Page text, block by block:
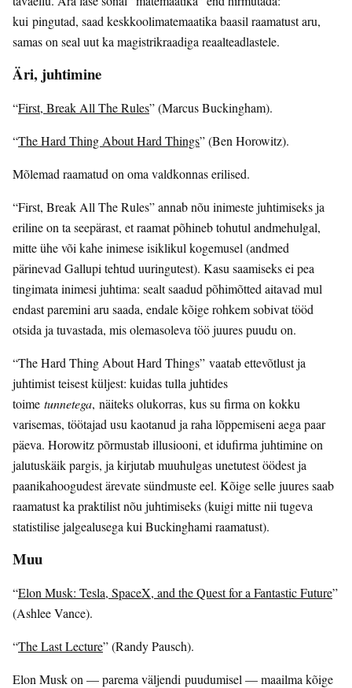
kui pingutad, saad keskkoolimatemaatika baasil raamatust aru,
samas on seal uut ka magistrikraadiga reaalteadlastele.
Äri, juhtimine
“First, Break All The Rules” (Marcus Buckingham).
“The Hard Thing About Hard Things” (Ben Horowitz).
Mõlemad raamatud on oma valdkonnas erilised.
“First, Break All The Rules” annab nõu inimeste juhtimiseks ja
eriline on ta seepärast, et raamat põhineb tohutul andmehulgal,
mitte ühe või kahe inimese isiklikul kogemusel (andmed
pärinevad Gallupi tehtud uuringutest). Kasu saamiseks ei pea
tingimata inimesi juhtima: sealt saadud põhimõtted aitavad mul
endast paremini aru saada, endale kõige rohkem sobivat tööd
otsida ja tuvastada, mis olemasoleva töö juures puudu on.
“The Hard Thing About Hard Things” vaatab ettevõtlust ja
juhtimist teisest küljest: kuidas tulla juhtides
toime tunnetega, näiteks olukorras, kus su firma on kokku
varisemas, töötajad usu kaotanud ja raha lõppemiseni aega paar
päeva. Horowitz põrmustab illusiooni, et idufirma juhtimine on
jalutuskäik pargis, ja kirjutab muuhulgas unetutest öödest ja
paanikahoogudest ärevate sündmuste eel. Kõige selle juures saab
raamatust ka praktilist nõu juhtimiseks (kuigi mitte nii tugeva
statistilise jalgealusega kui Buckinghami raamatust).
Muu
“Elon Musk: Tesla, SpaceX, and the Quest for a Fantastic Future”
(Ashlee Vance).
“The Last Lecture” (Randy Pausch).
Elon Musk on — parema väljendi puudumisel — maailma kõige